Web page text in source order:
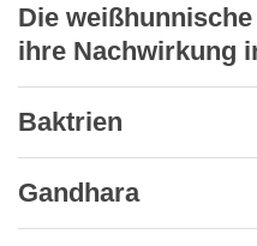
Die
ihre Nachwirkung
Baktrien
Gandhara